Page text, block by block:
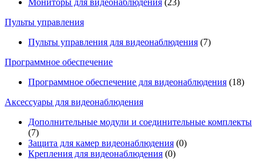
Мониторы для видеонаблюдения (23)
Пульты управления
Пульты управления для видеонаблюдения (7)
Программное обеспечение
Программное обеспечение для видеонаблюдения (18)
Аксессуары для видеонаблюдения
Дополнительные модули и соединительные комплекты
(7)
Защита для камер видеонаблюдения (0)
Крепления для видеонаблюдения (0)